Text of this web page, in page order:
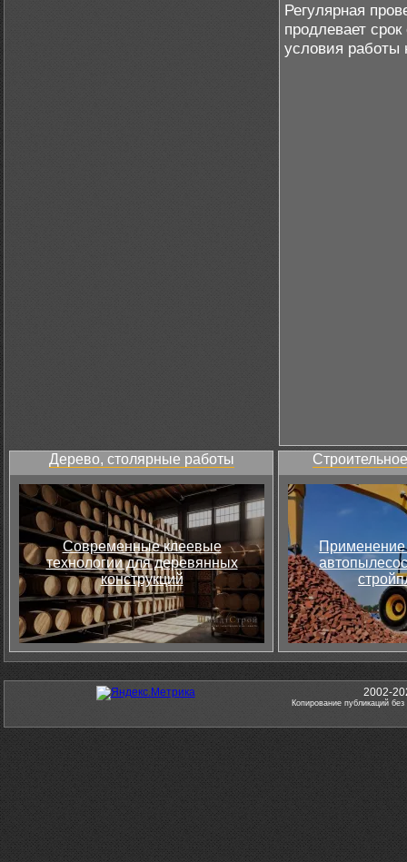
Регулярная
продлевает
условия работы
Дерево, столярные работы
Современные клеевые
технологии для деревянных
конструкций
Применение
2002-
Копирование публикаций